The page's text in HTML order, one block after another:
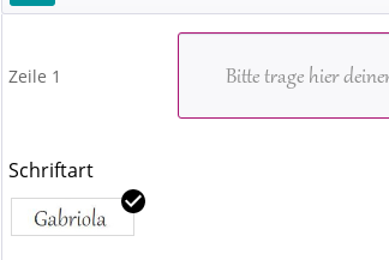
Zeile 1
Schriftart